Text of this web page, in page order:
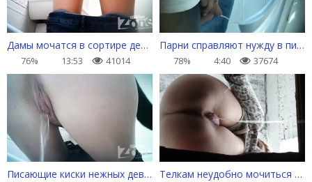
Дамы мочатся в сортире дешевого кафе
76% 13:53 41014
Парни справляют нужду в писсуары
78% 4:40 37674
Писающие киски нежных девулек Телкам неудобно мочиться в общественном сортире